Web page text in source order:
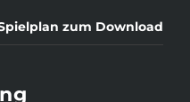
zum Download